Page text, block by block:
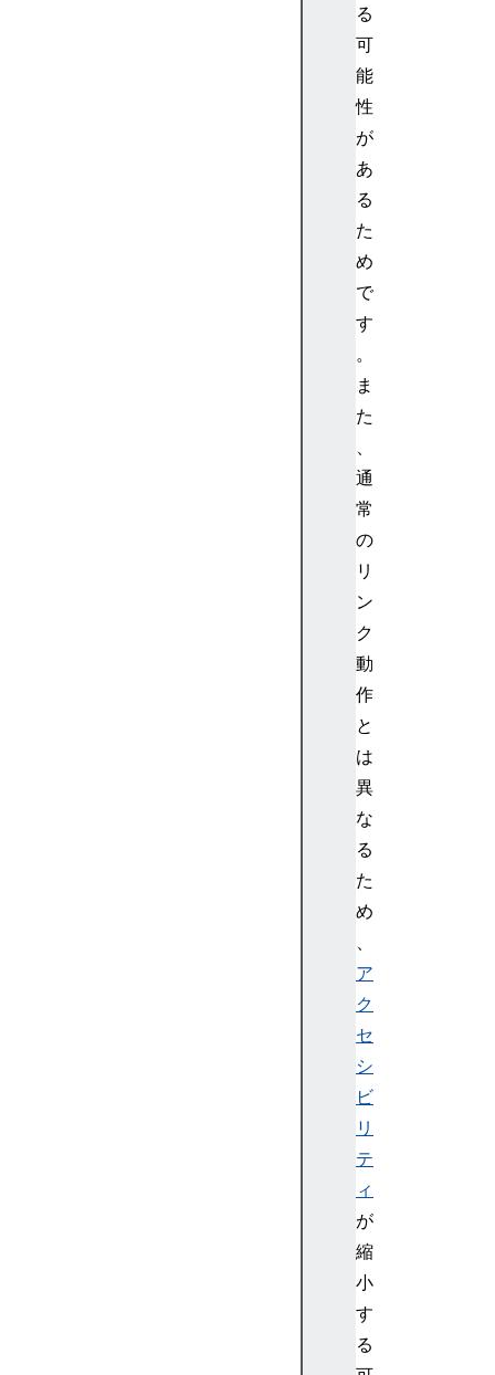
る
可
能
性
が
あ
る
た
め
で
す
。
ま
た
通
常
の
リ
ン
ク
動
作
と
は
異
な
る
た
め
ア
ク
セ
シ
ビ
リ
テ
ィ
が
縮
小
す
る